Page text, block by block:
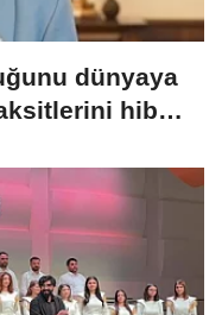
dünyaya
hibe